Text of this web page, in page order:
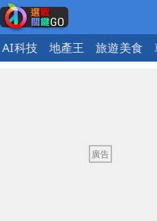
AI科技 地產王 旅遊美食